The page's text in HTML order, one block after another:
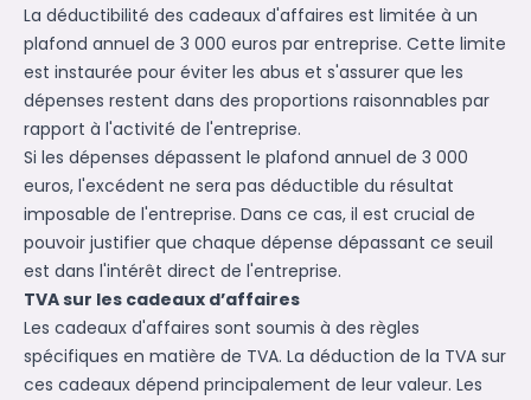
La déductibilité des cadeaux d'affaires est limitée à un
plafond annuel de 3 000 euros par entreprise. Cette limite
est instaurée pour éviter les abus et s'assurer que les
dépenses restent dans des proportions raisonnables par
rapport à l'activité de l'entreprise.
Si les dépenses dépassent le plafond annuel de 3 000
euros, l'excédent ne sera pas déductible du résultat
imposable de l'entreprise. Dans ce cas, il est crucial de
pouvoir justifier que chaque dépense dépassant ce seuil
est dans l'intérêt direct de l'entreprise.
TVA sur les cadeaux d’affaires
Les cadeaux d'affaires sont soumis à des règles
spécifiques en matière de TVA. La déduction de la TVA sur
ces cadeaux dépend principalement de leur valeur. Les